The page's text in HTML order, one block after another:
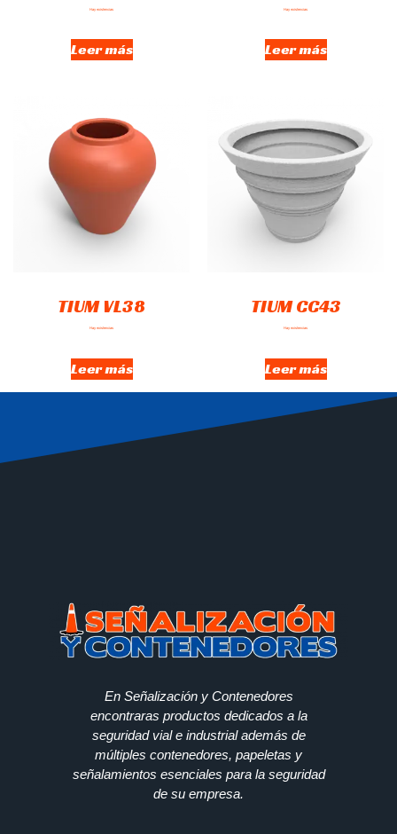
Hay existencias
Leer más
Hay existencias
Leer más
TIUM VL38
Hay existencias
Leer más
TIUM CC43
Hay existencias
Leer más
En Señalización y Contenedores
encontraras productos dedicados a la
seguridad vial e industrial además de
múltiples contenedores, papeletas y
señalamientos esenciales para la seguridad
de su empresa.